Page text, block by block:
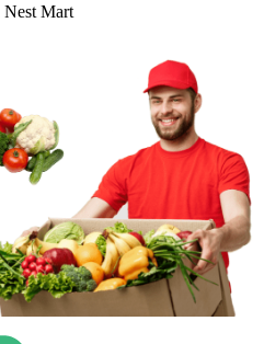
Nest Mart